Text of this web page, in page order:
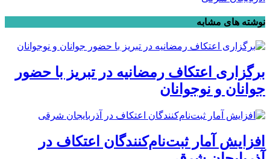
نوشته های مشابه
برگزاری اعتکاف رمضانیه در تبریز با حضور
جوانان و نوجوانان
افزایش آمار ثبت‌نام‌کنندگان اعتکاف در